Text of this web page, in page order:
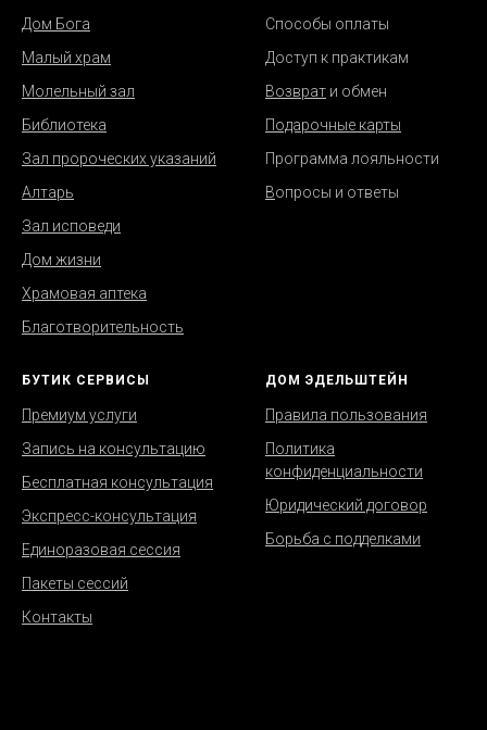
Дом Бога
Малый храм
Молельный зал
Библиотека
Зал пророческих указаний
Алтарь
Зал исповеди
Дом жизни
Храмовая аптека
Благотворительность
Способы оплаты
Доступ к практикам
Возврат и обмен
Подарочные карты
Программа лояльности
Вопросы и ответы
БУТИК СЕРВИСЫ
Премиум услуги
Запись на консультацию
Бесплатная консультация
Экспресс-консультация
Единоразовая сессия
Пакеты сессий
Контакты
ДОМ ЭДЕЛЬШТЕЙН
Правила пользования
Политика
конфиденциальности
Юридический договор
Борьба с подделками